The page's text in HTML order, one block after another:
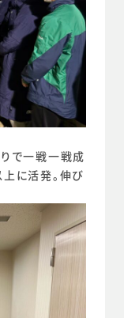
で一戦一戦成
に活発。伸び